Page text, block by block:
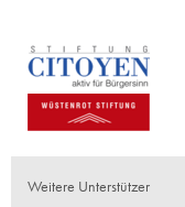
Weitere Unterstützer